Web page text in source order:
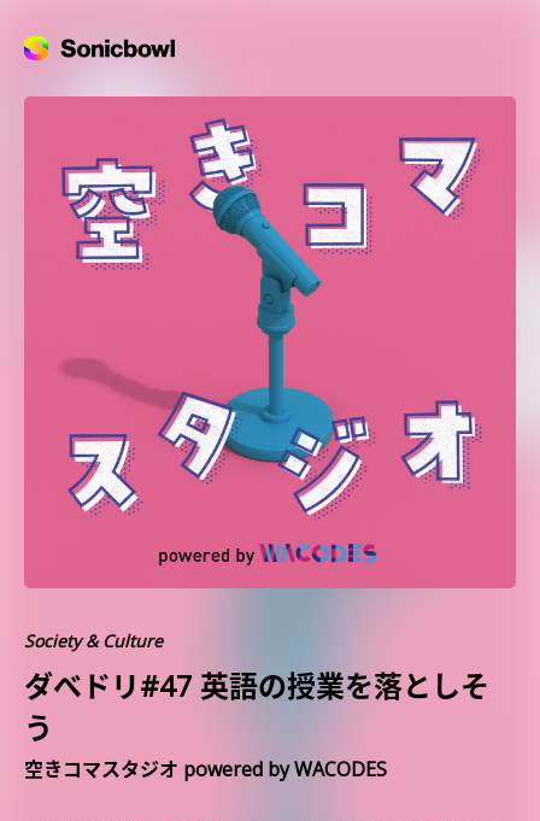
Society & Culture
ダべドリ#47 英語の授業を落としそ
う
空きコマスタジオ powered by WACODES